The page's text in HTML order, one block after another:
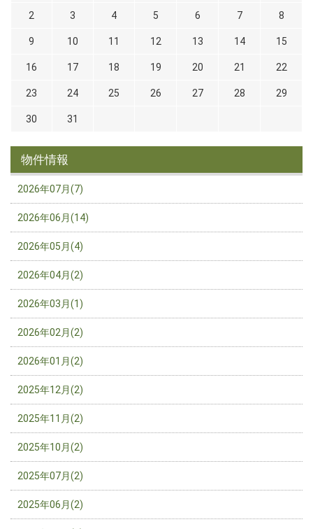
2 3 4 5 6 7 8
9 10 11 12 13 14 15
16 17 18 19 20 21 22
23 24 25 26 27 28 29
30 31
物件情報
2026年07月(7)
2026年06月(14)
2026年05月(4)
2026年04月(2)
2026年03月(1)
2026年02月(2)
2026年01月(2)
2025年12月(2)
2025年11月(2)
2025年10月(2)
2025年07月(2)
2025年06月(2)